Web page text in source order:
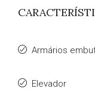
Armários
Elevador